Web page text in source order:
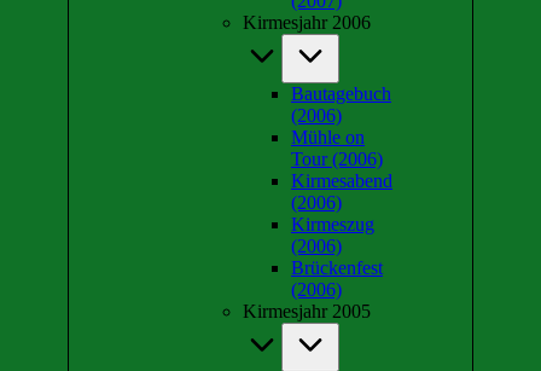
Kirmesjahr 2006
Bautagebuch
(2006)
Mühle on
Tour (2006)
Kirmesabend
(2006)
Kirmeszug
(2006)
Brückenfest
(2006)
Kirmesjahr 2005